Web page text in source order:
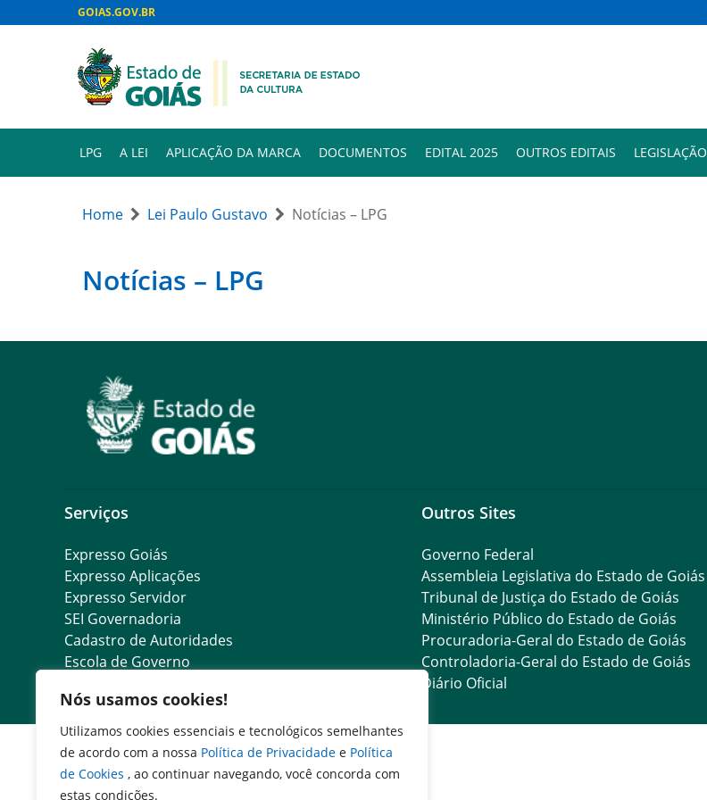
Nós usamos cookies!
Utilizamos cookies essenciais e tecnológicos semelhantes
de acordo com a nossa Política de Privacidade e Política
de Cookies , ao continuar navegando, você concorda com
estas condições.
GOIAS.GOV.BR
LPG A LEI APLICAÇÃO DA MARCA DOCUMENTOS EDITAL 2025 OUTROS EDITAIS LEGISLAÇÃO
Home Lei Paulo Gustavo Notícias – LPG
Notícias – LPG
Serviços
Expresso Goiás
Expresso Aplicações
Expresso Servidor
SEI Governadoria
Cadastro de Autoridades
Escola de Governo
Outros Sites
Governo Federal
Assembleia Legislativa do Estado de Goiás
Tribunal de Justiça do Estado de Goiás
Ministério Público do Estado de Goiás
Procuradoria-Geral do Estado de Goiás
Controladoria-Geral do Estado de Goiás
Diário Oficial